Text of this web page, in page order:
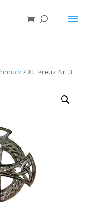
/ XL Kreuz Nr. 3